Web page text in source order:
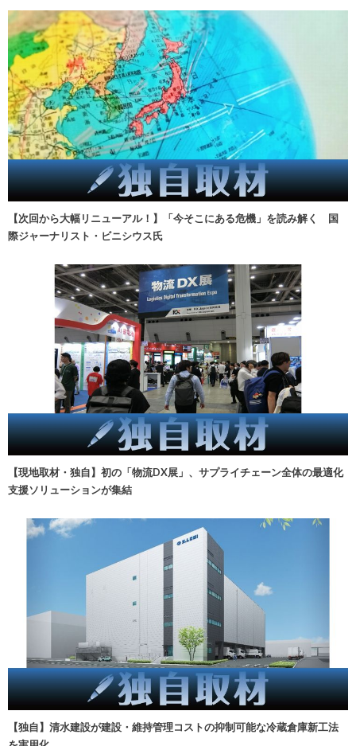
【次回から大幅リニューアル！】「今そこにある危機」を読み解く 国
際ジャーナリスト・ビニシウス氏
【現地取材・独自】初の「物流DX展」、サプライチェーン全体の最適化
支援ソリューションが集結
【独自】清水建設が建設・維持管理コストの抑制可能な冷蔵倉庫新工法